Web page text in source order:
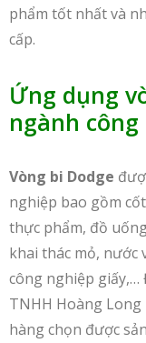
phẩm tốt nhất và
cấp.
Ứng dụng
ngành
Vòng bi Dodge
nghiệp bao gồm
thực phẩm, đồ
khai thác mỏ, nước
công nghiệp giấy,…
TNHH Hoàng
hàng chọn được